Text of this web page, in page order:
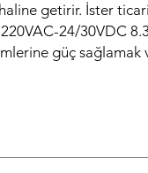
getirir. İster
24/30VDC
güç sağlamak